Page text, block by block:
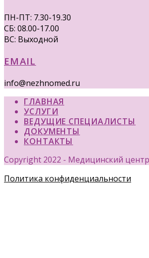
ПН-ПТ: 7.30-19.30
СБ: 08.00-17.00
ВС: Выходной
EMAIL
info@nezhnomed.ru
ГЛАВНАЯ
УСЛУГИ
ВЕДУЩИЕ СПЕЦИАЛИСТЫ
ДОКУМЕНТЫ
КОНТАКТЫ
Copyright 2022 - Медицинский
Политика конфиденциальности